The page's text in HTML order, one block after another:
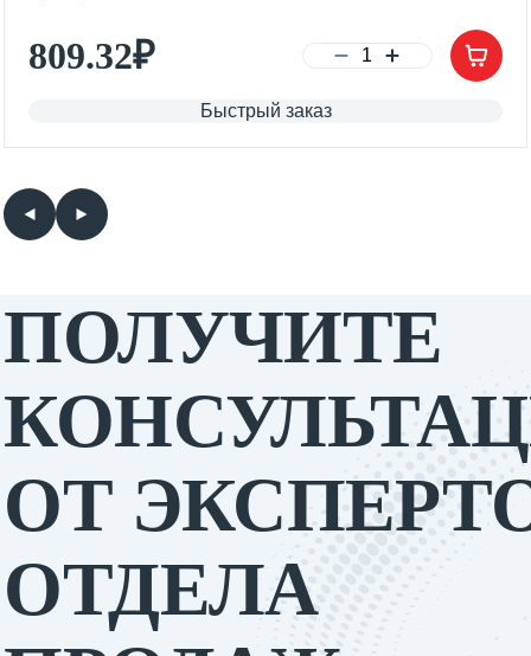
809.32₽
Быстрый заказ
ПОЛУЧИТЕ
ОТ
ОТДЕЛА